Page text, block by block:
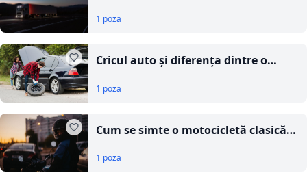
1 poza
Cricul auto și diferența dintre o
strică ziua
1 poza
Cum se simte o motocicletă clasică
1 poza